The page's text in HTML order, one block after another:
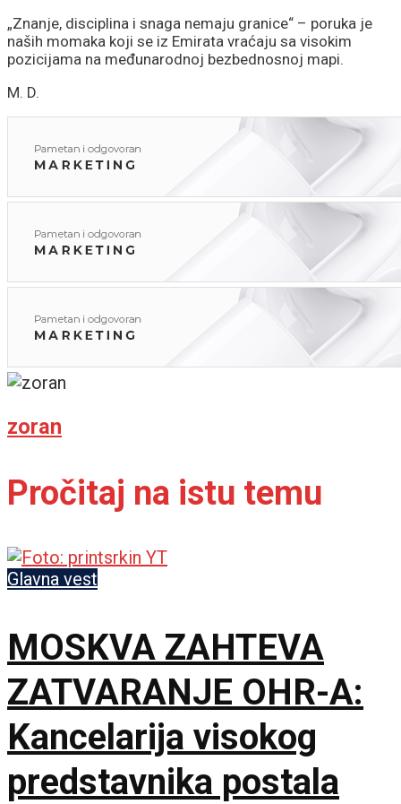
„Znanje, disciplina i snaga nemaju granice“ – poruka je
naših momaka koji se iz Emirata vraćaju sa visokim
pozicijama na međunarodnoj bezbednosnoj mapi.
M. D.
zoran
Pročitaj na istu temu
Glavna vest
MOSKVA ZAHTEVA
ZATVARANJE OHR-A:
Kancelarija visokog
predstavnika postala